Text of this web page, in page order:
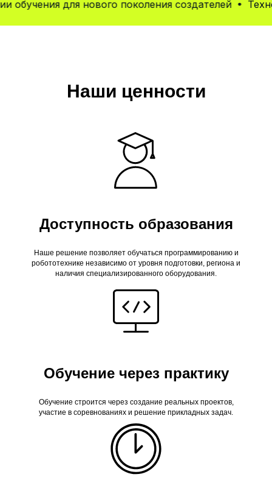
для нового поколения создателей
Наши ценности
Доступность образования
Наше решение позволяет обучаться программированию и
робототехнике независимо от уровня подготовки, региона и
наличия специализированного оборудования.
Обучение через практику
Обучение строится через создание реальных проектов,
участие в соревнованиях и решение прикладных задач.